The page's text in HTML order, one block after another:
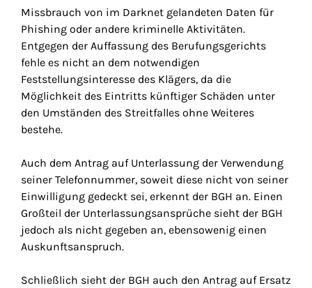
Missbrauch von im Darknet gelandeten Daten für
Phishing oder andere kriminelle Aktivitäten.
Entgegen der Auffassung des Berufungsgerichts
fehle es nicht an dem notwendigen
Feststellungsinteresse des Klägers, da die
Möglichkeit des Eintritts künftiger Schäden unter
den Umständen des Streitfalles ohne Weiteres
bestehe.
Auch dem Antrag auf Unterlassung der Verwendung
seiner Telefonnummer, soweit diese nicht von seiner
Einwilligung gedeckt sei, erkennt der BGH an. Einen
Großteil der Unterlassungsansprüche sieht der BGH
jedoch als nicht gegeben an, ebensowenig einen
Auskunftsanspruch.
Schließlich sieht der BGH auch den Antrag auf Ersatz